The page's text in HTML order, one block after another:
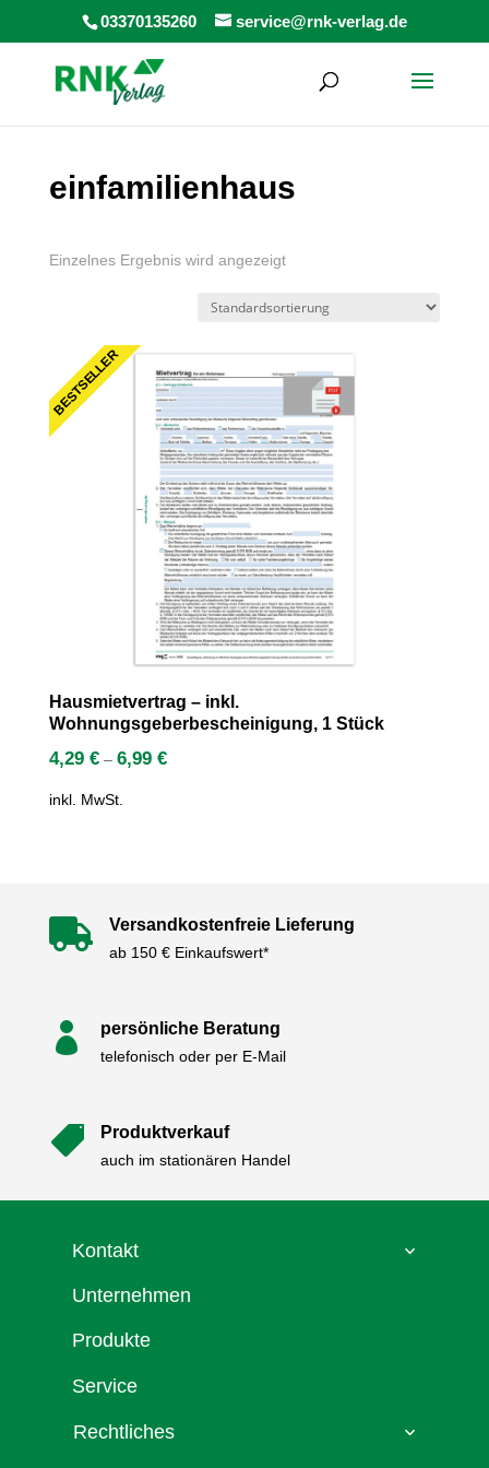
03370135260 service@rnk-verlag.de
einfamilienhaus
Einzelnes Ergebnis wird angezeigt
Hausmietvertrag – inkl.
Wohnungsgeberbescheinigung, 1 Stück
4,29 €– 6,99 €
inkl. MwSt.
BESTSELLER
 Versandkostenfreie Lieferung
ab 150 € Einkaufswert*
 persönliche Beratung
telefonisch oder per E-Mail
 Produktverkauf
auch im stationären Handel
Kontakt
Unternehmen
Produkte
Service
Rechtliches